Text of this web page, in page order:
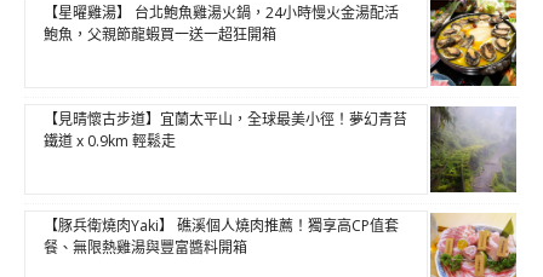
【星曜雞湯】 台北鮑魚雞湯火鍋，24小時慢火金湯配活
鮑魚，父親節龍蝦買一送一超狂開箱
【見晴懷古步道】宜蘭太平山，全球最美小徑！夢幻青苔
鐵道 x 0.9km 輕鬆走
【豚兵衛燒肉Yaki】 礁溪個人燒肉推薦！獨享高CP值套
餐、無限熱雞湯與豐富醬料開箱